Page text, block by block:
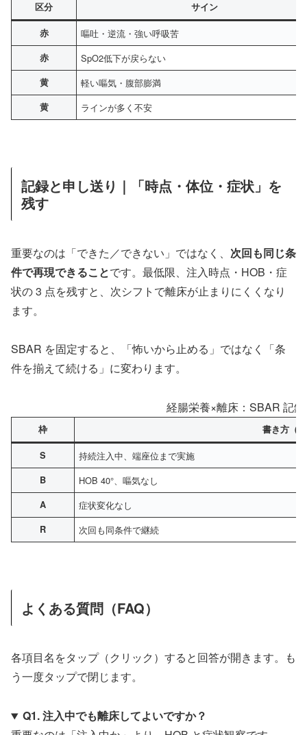
区分 サイン
赤 嘔吐・逆流・強い呼吸苦
赤 SpO2低下が戻らない
黄 軽い嘔気・腹部膨満
黄 ラインが多く不安
記録と申し送り｜「時点・体位・症状」を
残す
重要なのは「できた／できない」ではなく、 次回も同じ条
件で再現できることです。最低限、注入時点・HOB・症
状の 3 点を残すと、次シフトで離床が止まりにくくなり
ます。
SBAR を固定すると、「怖いから止める」ではなく「条
件を揃えて続ける」に変わります。
経腸栄養×離床：SBAR 記
枠 書き方（
S 持続注入中、端座位まで実施
B HOB 40°、嘔気なし
A 症状変化なし
R 次回も同条件で継続
よくある質問（FAQ）
各項目名をタップ（クリック）すると回答が開きます。も
う一度タップで閉じます。
Q1. 注入中でも離床してよいですか？